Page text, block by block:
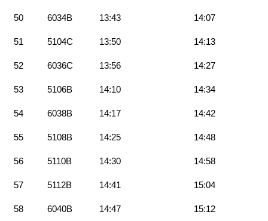
50 6034B 13:43 14:07
51 5104C 13:50 14:13
52 6036C 13:56 14:27
53 5106B 14:10 14:34
54 6038B 14:17 14:42
55 5108B 14:25 14:48
56 5110B 14:30 14:58
57 5112B 14:41 15:04
58 6040B 14:47 15:12